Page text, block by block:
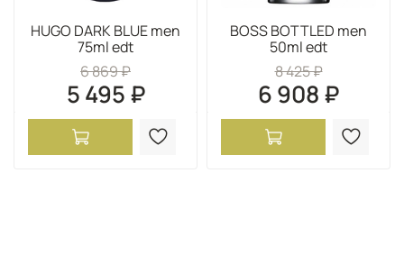
HUGO DARK BLUE men
75ml edt
6 869 ₽
5 495 ₽
BOSS BOTTLED men
50ml edt
8 425 ₽
6 908 ₽